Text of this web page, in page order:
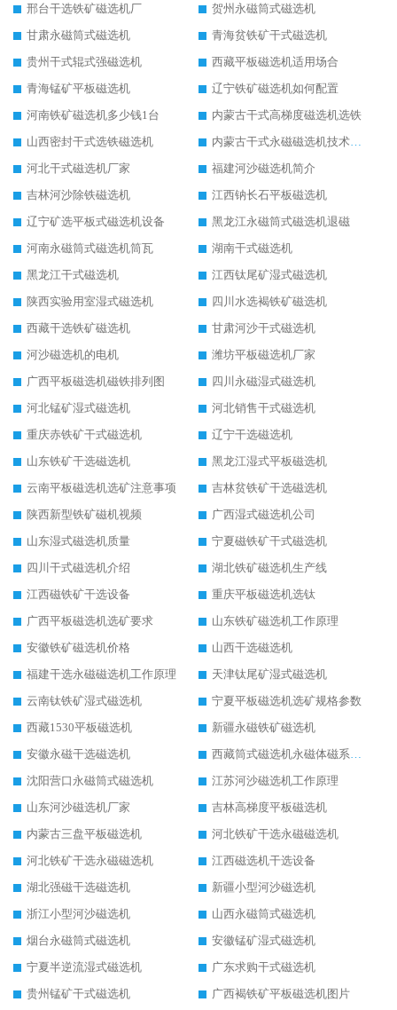
邢台干选铁矿磁选机厂
贺州永磁筒式磁选机
甘肃永磁筒式磁选机
青海贫铁矿干式磁选机
贵州干式辊式强磁选机
西藏平板磁选机适用场合
青海锰矿平板磁选机
辽宁铁矿磁选机如何配置
河南铁矿磁选机多少钱1台
内蒙古干式高梯度磁选机选铁
山西密封干式选铁磁选机
河北干式磁选机厂家
福建河沙磁选机简介
吉林河沙除铁磁选机
江西钠长石平板磁选机
辽宁矿选平板式磁选机设备
黑龙江永磁筒式磁选机退磁
河南永磁筒式磁选机筒瓦
湖南干式磁选机
黑龙江干式磁选机
江西钛尾矿湿式磁选机
陕西实验用室湿式磁选机
四川水选褐铁矿磁选机
西藏干选铁矿磁选机
甘肃河沙干式磁选机
河沙磁选机的电机
潍坊平板磁选机厂家
广西平板磁选机磁铁排列图
四川永磁湿式磁选机
河北锰矿湿式磁选机
河北销售干式磁选机
重庆赤铁矿干式磁选机
辽宁干选磁选机
山东铁矿干选磁选机
黑龙江湿式平板磁选机
云南平板磁选机选矿注意事项
吉林贫铁矿干选磁选机
陕西新型铁矿磁机视频
广西湿式磁选机公司
山东湿式磁选机质量
宁夏磁铁矿干式磁选机
四川干式磁选机介绍
湖北铁矿磁选机生产线
江西磁铁矿干选设备
重庆平板磁选机选钛
广西平板磁选机选矿要求
山东铁矿磁选机工作原理
安徽铁矿磁选机价格
山西干选磁选机
福建干选永磁磁选机工作原理
天津钛尾矿湿式磁选机
云南钛铁矿湿式磁选机
宁夏平板磁选机选矿规格参数
西藏1530平板磁选机
新疆永磁铁矿磁选机
安徽永磁干选磁选机
沈阳营口永磁筒式磁选机
江苏河沙磁选机工作原理
山东河沙磁选机厂家
吉林高梯度平板磁选机
内蒙古三盘平板磁选机
河北铁矿干选永磁磁选机
河北铁矿干选永磁磁选机
江西磁选机干选设备
湖北强磁干选磁选机
新疆小型河沙磁选机
浙江小型河沙磁选机
山西永磁筒式磁选机
烟台永磁筒式磁选机
安徽锰矿湿式磁选机
宁夏半逆流湿式磁选机
广东求购干式磁选机
贵州锰矿干式磁选机
广西褐铁矿平板磁选机图片